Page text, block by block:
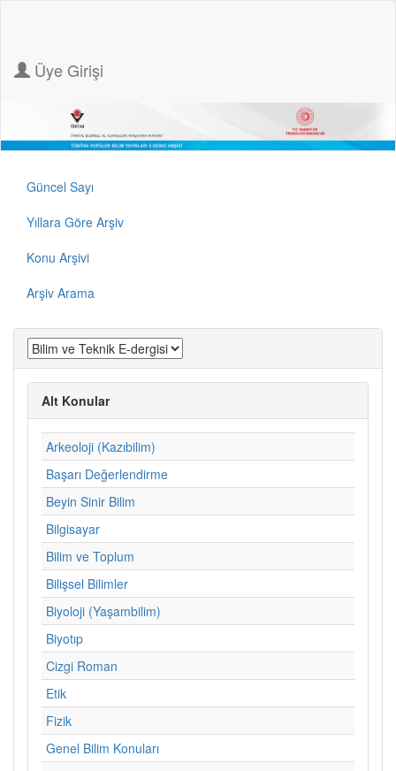
Üye Girişi
Güncel Sayı
Yıllara Göre Arşiv
Konu Arşivi
Arşiv Arama
Alt Konular
Arkeoloji (Kazıbilim)
Başarı Değerlendirme
Beyin Sinir Bilim
Bilgisayar
Bilim ve Toplum
Bilişsel Bilimler
Biyoloji (Yaşambilim)
Biyotıp
Cizgi Roman
Etik
Fizik
Genel Bilim Konuları